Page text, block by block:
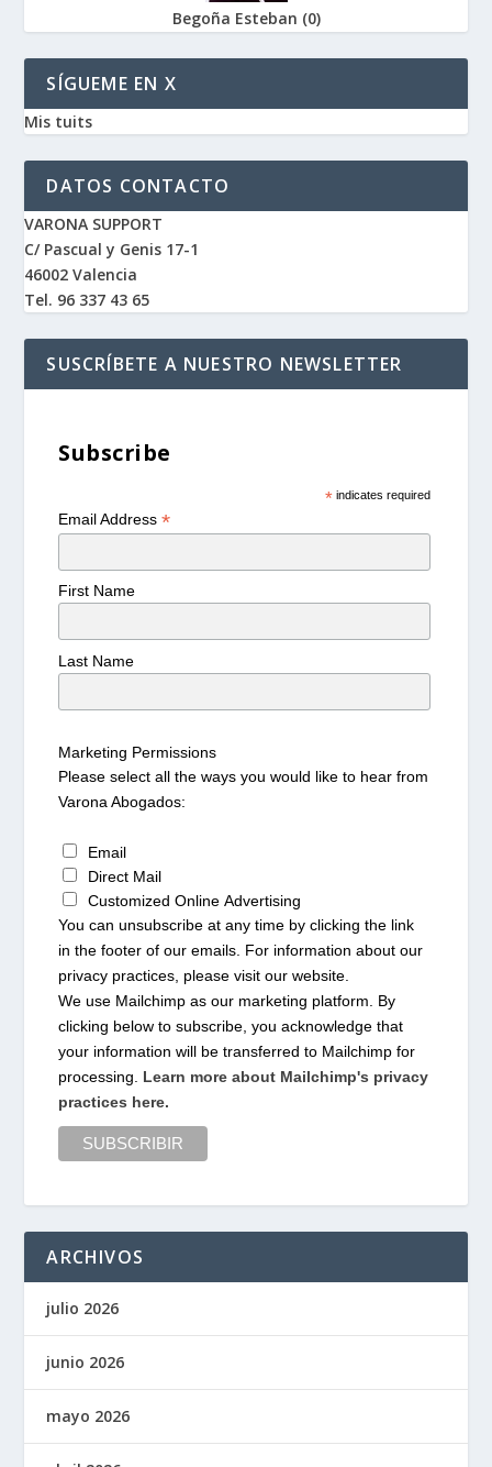
Begoña Esteban (0)
SÍGUEME EN X
Mis tuits
DATOS CONTACTO
VARONA SUPPORT
C/ Pascual y Genis 17-1
46002 Valencia
Tel. 96 337 43 65
SUSCRÍBETE A NUESTRO NEWSLETTER
Subscribe
*indicates required
Email Address*
First Name
Last Name
Marketing Permissions
Please select all the ways you would like to hear from
Varona Abogados:
Email
Direct Mail
Customized Online Advertising
You can unsubscribe at any time by clicking the link
in the footer of our emails. For information about our
privacy practices, please visit our website.
We use Mailchimp as our marketing platform. By
clicking below to subscribe, you acknowledge that
your information will be transferred to Mailchimp for
processing. Learn more about Mailchimp's privacy
practices here.
ARCHIVOS
julio 2026
junio 2026
mayo 2026